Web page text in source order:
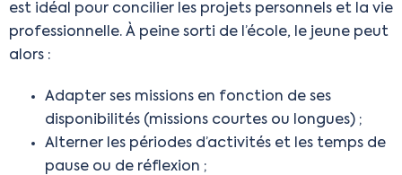
est idéal pour concilier les projets personnels et la vie
professionnelle. À peine sorti de l’école, le jeune peut
alors :
Adapter ses missions en fonction de ses
disponibilités (missions courtes ou longues) ;
Alterner les périodes d’activités et les temps de
pause ou de réflexion ;